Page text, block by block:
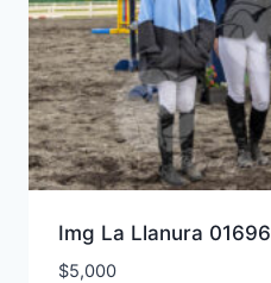
Img La Llanura 01696
$5,000